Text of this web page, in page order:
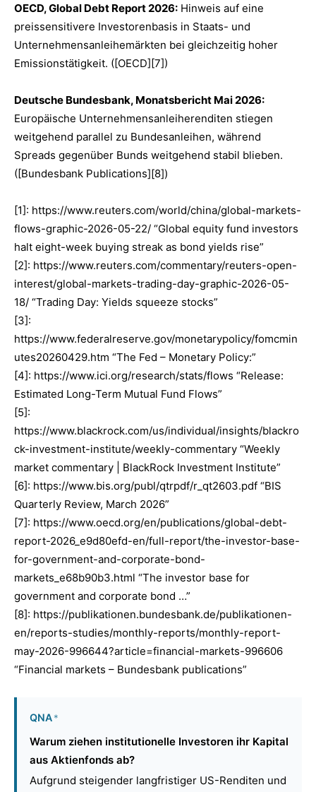
OECD, Global Debt Report 2026: Hinweis auf eine
preissensitivere Investorenbasis in Staats- und
Unternehmensanleihemärkten bei gleichzeitig hoher
Emissionstätigkeit. ([OECD][7])
Deutsche Bundesbank, Monatsbericht Mai 2026:
Europäische Unternehmensanleiherenditen stiegen
weitgehend parallel zu Bundesanleihen, während
Spreads gegenüber Bunds weitgehend stabil blieben.
([Bundesbank Publications][8])
[1]: https://www.reuters.com/world/china/global-markets-
flows-graphic-2026-05-22/ “Global equity fund investors
halt eight-week buying streak as bond yields rise”
[2]: https://www.reuters.com/commentary/reuters-open-
interest/global-markets-trading-day-graphic-2026-05-
18/ “Trading Day: Yields squeeze stocks”
[3]:
https://www.federalreserve.gov/monetarypolicy/fomcmin
utes20260429.htm “The Fed – Monetary Policy:”
[4]: https://www.ici.org/research/stats/flows “Release:
Estimated Long-Term Mutual Fund Flows”
[5]:
https://www.blackrock.com/us/individual/insights/blackro
ck-investment-institute/weekly-commentary “Weekly
market commentary | BlackRock Investment Institute”
[6]: https://www.bis.org/publ/qtrpdf/r_qt2603.pdf “BIS
Quarterly Review, March 2026”
[7]: https://www.oecd.org/en/publications/global-debt-
report-2026_e9d80efd-en/full-report/the-investor-base-
for-government-and-corporate-bond-
markets_e68b90b3.html “The investor base for
government and corporate bond …”
[8]: https://publikationen.bundesbank.de/publikationen-
en/reports-studies/monthly-reports/monthly-report-
may-2026-996644?article=financial-markets-996606
“Financial markets – Bundesbank publications”
QNA*
Warum ziehen institutionelle Investoren ihr Kapital
aus Aktienfonds ab?
Aufgrund steigender langfristiger US-Renditen und